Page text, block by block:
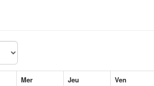
Mer Jeu Ven